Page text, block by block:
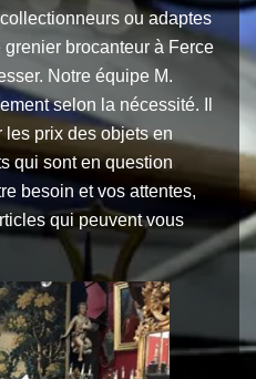
ou adaptes
brocanteur à Ferce
Notre équipe M.
selon la nécessité. Il
les prix des objets en
qui sont en question
besoin et vos attentes,
qui peuvent vous